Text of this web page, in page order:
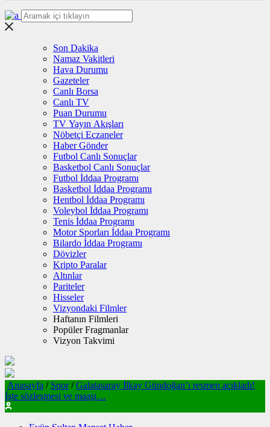
Son Dakika
Namaz Vakitleri
Hava Durumu
Gazeteler
Canlı Borsa
Canlı TV
Puan Durumu
TV Yayın Akışları
Nöbetçi Eczaneler
Haber Gönder
Futbol Canlı Sonuçlar
Basketbol Canlı Sonuçlar
Futbol İddaa Programı
Basketbol İddaa Programı
Hentbol İddaa Programı
Voleybol İddaa Programı
Tenis İddaa Programı
Motor Sporları İddaa Programı
Bilardo İddaa Programı
Dövizler
Kripto Paralar
Altınlar
Pariteler
Hisseler
Vizyondaki Filmler
Haftanın Filmleri
Popüler Fragmanlar
Vizyon Takvimi
Anasayfa / Spor / Galatasaray İlkay Gündoğan’ı resmen açıkladı!
İşte sözleşmesi ve maaşı…